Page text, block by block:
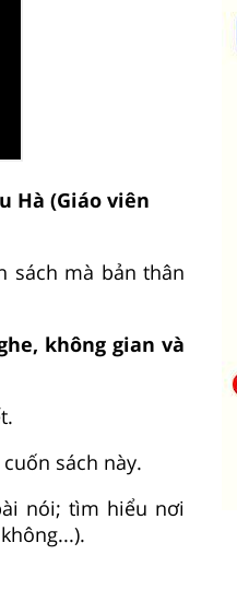
Hà (Giáo viên
sách mà bản thân
không gian và
sách này.
nói; tìm hiểu nơi